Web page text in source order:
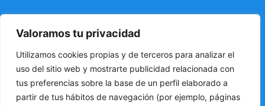
Valoramos tu privacidad
Utilizamos cookies propias y de terceros para analizar el
uso del sitio web y mostrarte publicidad relacionada con
tus preferencias sobre la base de un perfil elaborado a
partir de tus hábitos de navegación (por ejemplo, páginas
CONTACTO
Calle el Pozo, 4, 38400 Puerto de la Cruz
info@tenerifexcursiones.com
+34 699 439 970
+34 618 032 784